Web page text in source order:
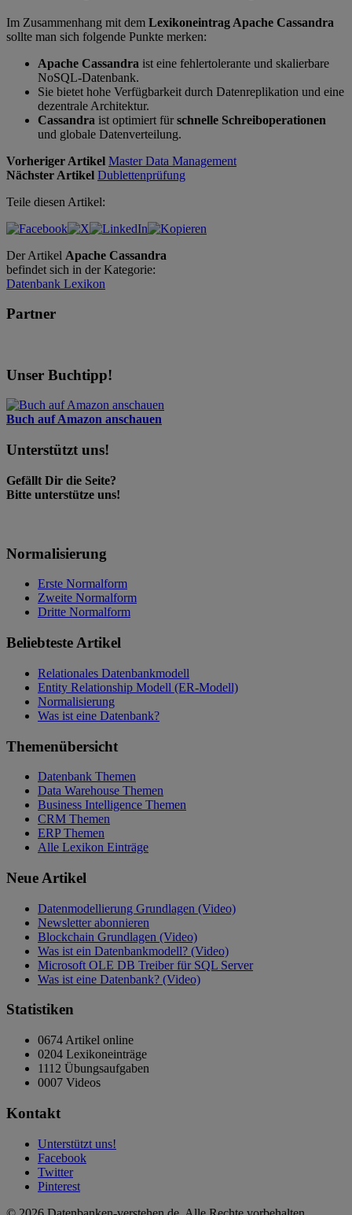
Im Zusammenhang mit dem Lexikoneintrag Apache Cassandra
sollte man sich folgende Punkte merken:
Apache Cassandra ist eine fehlertolerante und skalierbare
NoSQL-Datenbank.
Sie bietet hohe Verfügbarkeit durch Datenreplikation und eine
dezentrale Architektur.
Cassandra ist optimiert fürschnelle Schreiboperationen
und globale Datenverteilung.
Vorheriger Artikel Master Data Management
Nächster Artikel Dublettenprüfung
Teile diesen Artikel:
Der Artikel Apache Cassandra
befindet sich in der Kategorie:
Datenbank Lexikon
Partner
Unser Buchtipp!
Buch auf Amazon anschauen
Unterstützt uns!
Gefällt Dir die Seite?
Bitte unterstütze uns!
Normalisierung
Erste Normalform
Zweite Normalform
Dritte Normalform
Beliebteste Artikel
Relationales Datenbankmodell
Entity Relationship Modell (ER-Modell)
Normalisierung
Was ist eine Datenbank?
Themenübersicht
Datenbank Themen
Data Warehouse Themen
Business Intelligence Themen
CRM Themen
ERP Themen
Alle Lexikon Einträge
Neue Artikel
Datenmodellierung Grundlagen (Video)
Newsletter abonnieren
Blockchain Grundlagen (Video)
Was ist ein Datenbankmodell? (Video)
Microsoft OLE DB Treiber für SQL Server
Was ist eine Datenbank? (Video)
Statistiken
0674 Artikel online
0204 Lexikoneinträge
1112 Übungsaufgaben
0007 Videos
Kontakt
Unterstützt uns!
Facebook
Twitter
Pinterest